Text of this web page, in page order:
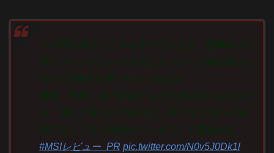
この間も購入したモニターだけども、想像以上に
高リフレッシュレートモニターという物が良かっ
たので2枚目も買っちゃったよね
価格、性能、見た目ほとんど文句はないんだけど
も、強いて言うのであれば、ACアダプターが内
蔵になってると配線がスッキリして最高かな
#MSIレビュー_PR pic.twitter.com/N0v5J0Dk1l